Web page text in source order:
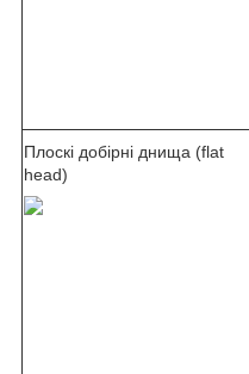
Плоскі добірні днища (flat
head)